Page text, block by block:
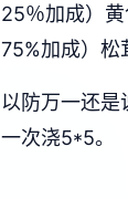
25％加成）
75%加成）松
以防万一还
一次浇5*5。